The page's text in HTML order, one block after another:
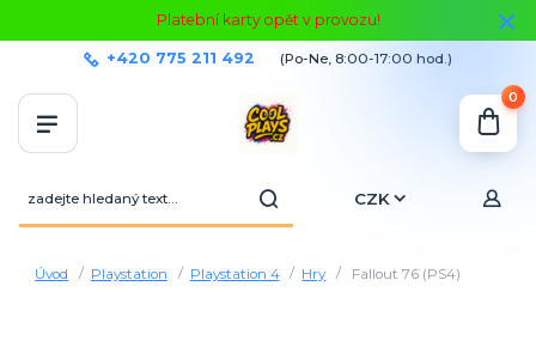
Platební karty opět v provozu!
CZK
+420 775 211 492 (Po-Ne, 8:00-17:00 hod.)
0
Úvod Playstation Playstation 4 Hry Fallout 76 (PS4)